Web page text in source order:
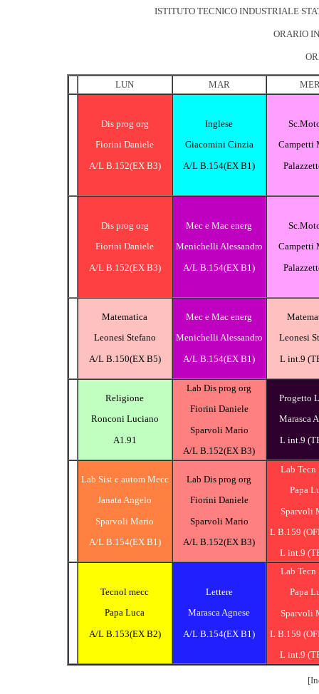
ISTITUTO TECNICO INDUSTRIALE
ORARIO
LUN MAR
Dis prog org
Fiorini Daniele
A/L B.152(EX B3)
Inglese
Giacomini Cinzia
A/L B.154(EX B1)
Campetti
Dis prog org
Fiorini Daniele
A/L B.152(EX B3)
Mec e Mac energ
Menichelli Alessandro
A/L B.154(EX B1)
Campetti
Matematica
Leonesi Stefano
A/L B.150(EX B5)
Mec e Mac energ
Menichelli Alessandro
A/L B.154(EX B1)
Leonesi
L int.9
Religione
Ronconi Luciano
A1.91
Lab Dis prog org
Fiorini Daniele
Sparvoli Mario
A/L B.152(EX B3)
Progetto
Marasca
L int.9
Lab Sist e autom Mecc
Janata Angelo
Sparvoli Mario
A/L B.154(EX B1)
Lab Dis prog org
Fiorini Daniele
Sparvoli Mario
A/L B.152(EX B3)
Lab Tecn
Papa
Sparvoli
L B.159
L int.9
Tecnol mecc
Papa Luca
A/L B.153(EX B2)
Lettere
Marasca Agnese
A/L B.154(EX B1)
Lab Tecn
Papa
Sparvoli
L B.159
L int.9